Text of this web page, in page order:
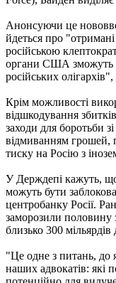
Анонсуючи це
йдеться про
російською
органи США зможуть
російських
Крім можливості
відшкодування
заходи для боротьби
відмиванням грошей,
тиску на Росію з
У Держдепі кажуть, що
можуть бути
центробанку Росії.
заморозили половину
близько 300 мільярдів
"Це одне з питань, до
наших адвокатів: які